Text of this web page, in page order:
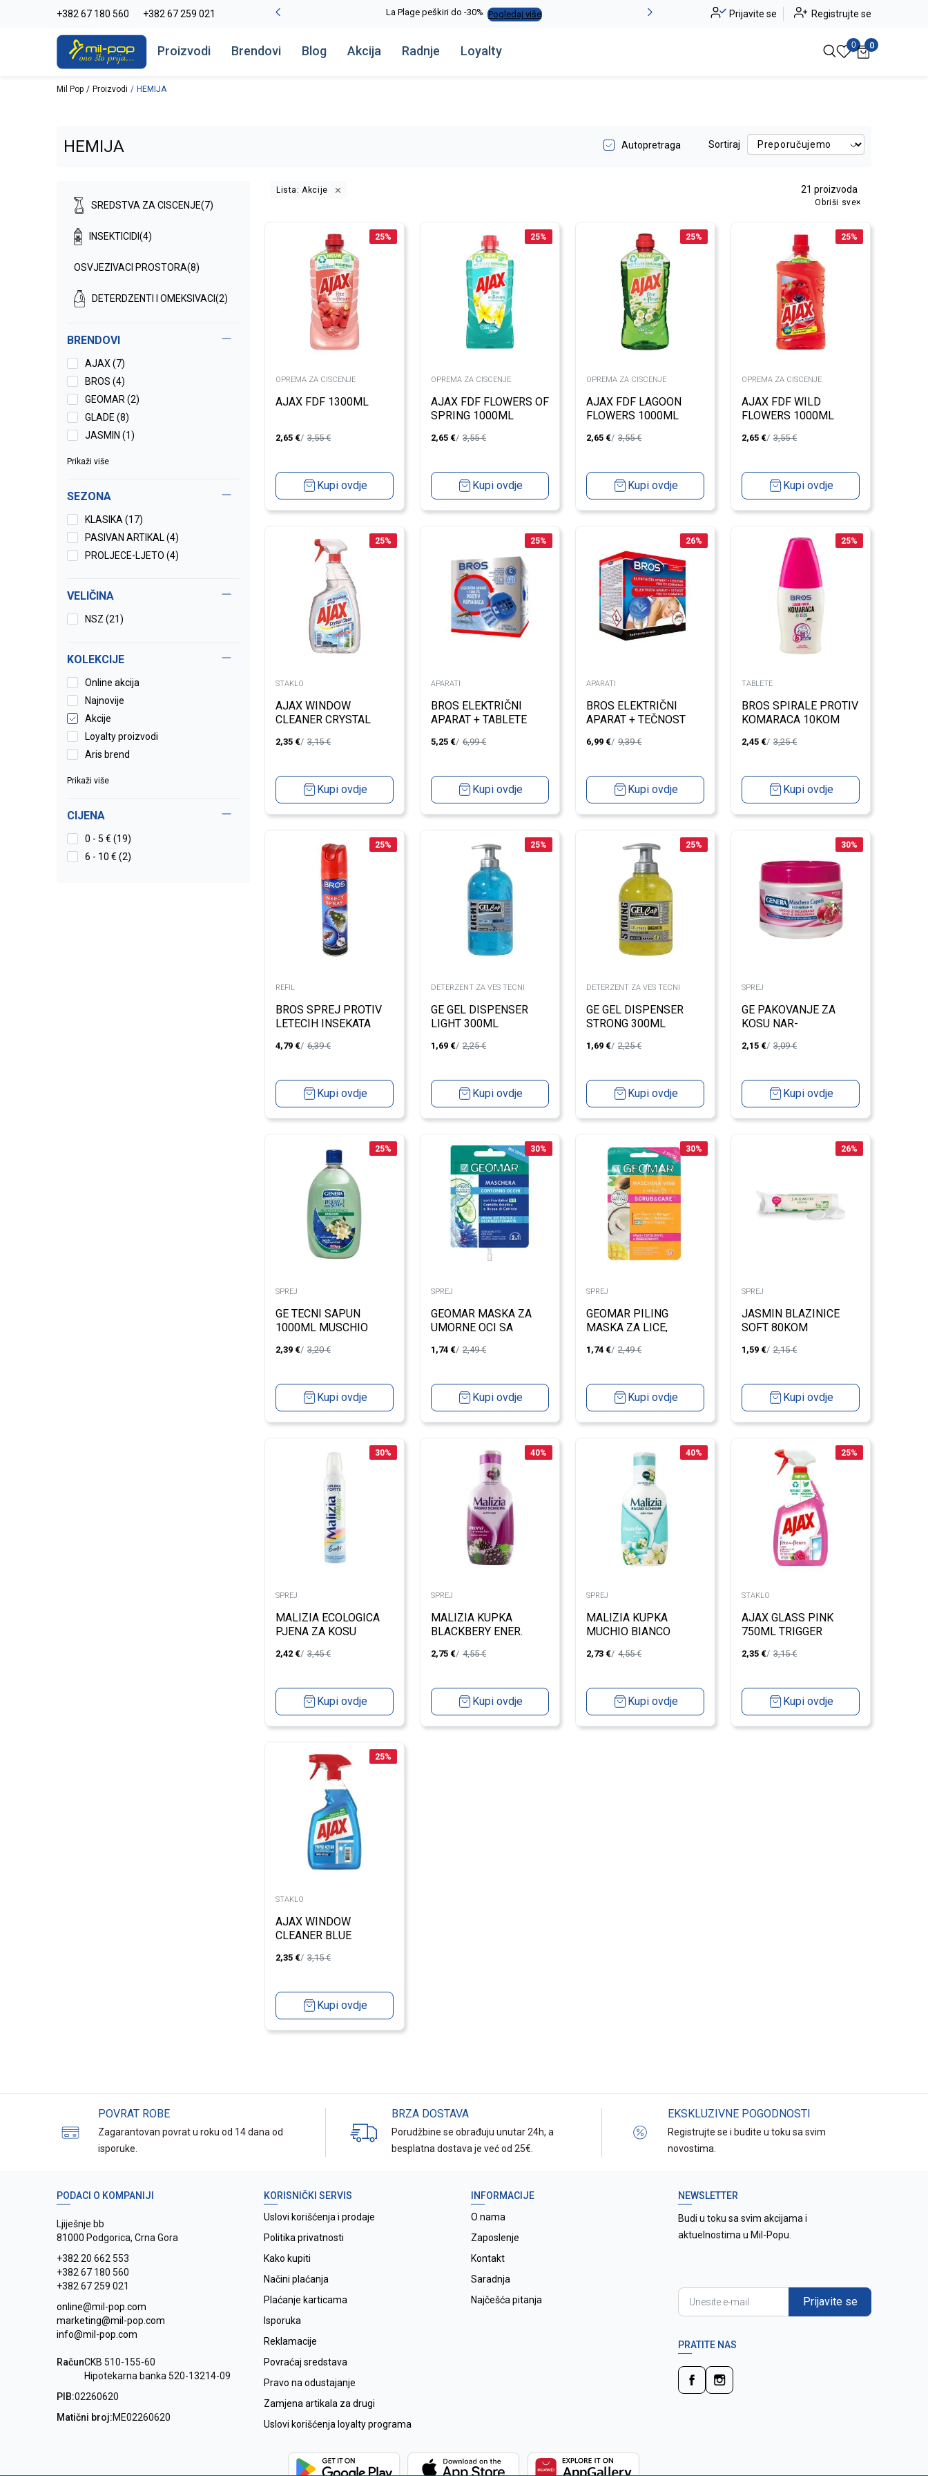
+382 67 180 560 +382 67 259 021
-20% na kompletan asortiman Pogledaj više La Plage peškiri do -30% Pogledaj više Alma Ras do -50% Pogledaj više
Prijavite se Registrujte se
Proizvodi Brendovi Blog Akcija Radnje Loyalty 0 0
Mil Pop Proizvodi HEMIJA
HEMIJA Autopretraga Sortiraj
SREDSTVA ZA CISCENJE(7)
INSEKTICIDI(4)
OSVJEZIVACI PROSTORA(8)
DETERDZENTI I OMEKSIVACI(2)
BRENDOVI
AJAX (7)
BROS (4)
GEOMAR (2)
GLADE (8)
JASMIN (1)
Prikaži više
SEZONA
KLASIKA (17)
PASIVAN ARTIKAL (4)
PROLJECE-LJETO (4)
VELIČINA
NSZ (21)
KOLEKCIJE
Online akcija
Najnovije
Akcije
Loyalty proizvodi
Aris brend
Prikaži više
CIJENA
0 - 5 € (19)
6 - 10 € (2)
Lista: Akcije 21 proizvoda
Obriši sve
25%
OPREMA ZA CISCENJE
AJAX FDF 1300ML
2,65 € 3,55€
Kupi ovdje
25%
OPREMA ZA CISCENJE
AJAX FDF FLOWERS OF
SPRING 1000ML
2,65 € 3,55€
Kupi ovdje
25%
OPREMA ZA CISCENJE
AJAX FDF LAGOON
FLOWERS 1000ML
2,65 € 3,55€
Kupi ovdje
25%
OPREMA ZA CISCENJE
AJAX FDF WILD
FLOWERS 1000ML
2,65 € 3,55€
Kupi ovdje
25%
STAKLO
AJAX WINDOW
CLEANER CRYSTAL
2,35 € 3,15€
Kupi ovdje
25%
APARATI
BROS ELEKTRIČNI
APARAT + TABLETE
10KOM
5,25 € 6,99€
Kupi ovdje
26%
APARATI
BROS ELEKTRIČNI
APARAT + TEČNOST
NOĆI
6,99 € 9,39€
Kupi ovdje
25%
TABLETE
BROS SPIRALE PROTIV
KOMARACA 10KOM
2,45 € 3,25€
Kupi ovdje
25%
REFIL
BROS SPREJ PROTIV
LETECIH INSEKATA
4,79 € 6,39€
Kupi ovdje
25%
DETERZENT ZA VES TECNI
GE GEL DISPENSER
LIGHT 300ML
1,69 € 2,25€
Kupi ovdje
25%
DETERZENT ZA VES TECNI
GE GEL DISPENSER
STRONG 300ML
1,69 € 2,25€
Kupi ovdje
30%
SPREJ
GE PAKOVANJE ZA
KOSU NAR-
2,15 € 3,09€
Kupi ovdje
25%
SPREJ
GE TECNI SAPUN
1000ML MUSCHIO
2,39 € 3,20€
Kupi ovdje
30%
SPREJ
GEOMAR MASKA ZA
UMORNE OCI SA
CVIJETOM RAZLICKA-
1,74 € 2,49€
Kupi ovdje
30%
SPREJ
GEOMAR PILING
MASKA ZA LICE,
ORGANSKIM
7.5MLX2
1,74 € 2,49€
Kupi ovdje
26%
SPREJ
JASMIN BLAZINICE
SOFT 80KOM
1,59 € 2,15€
Kupi ovdje
30%
SPREJ
MALIZIA ECOLOGICA
PJENA ZA KOSU
2,42 € 3,45€
Kupi ovdje
40%
SPREJ
MALIZIA KUPKA
BLACKBERY ENER.
2,75 € 4,55€
Kupi ovdje
40%
SPREJ
MALIZIA KUPKA
MUCHIO BIANCO
2,73 € 4,55€
Kupi ovdje
25%
STAKLO
AJAX GLASS PINK
750ML TRIGGER
2,35 € 3,15€
Kupi ovdje
25%
STAKLO
AJAX WINDOW
CLEANER BLUE
2,35 € 3,15€
Kupi ovdje
POVRAT ROBE
Zagarantovan povrat u roku od 14 dana od
isporuke.
BRZA DOSTAVA
Porudžbine se obrađuju unutar 24h, a
besplatna dostava je već od 25€.
EKSKLUZIVNE POGODNOSTI
Registrujte se i budite u toku sa svim
novostima.
PODACI O KOMPANIJI
Ljiješnje bb
81000 Podgorica, Crna Gora
+382 20 662 553
+382 67 180 560
+382 67 259 021
online@mil-pop.com
marketing@mil-pop.com
info@mil-pop.com
RačunCKB 510-155-60
Hipotekarna banka 520-13214-09
PIB:02260620
Matični broj:ME02260620
KORISNIČKI SERVIS
Uslovi korišćenja i prodaje
Politika privatnosti
Kako kupiti
Načini plaćanja
Plaćanje karticama
Isporuka
Reklamacije
Povraćaj sredstava
Pravo na odustajanje
Zamjena artikala za drugi
Uslovi korišćenja loyalty programa
INFORMACIJE
O nama
Zaposlenje
Kontakt
Saradnja
Najčešća pitanja
NEWSLETTER
Budi u toku sa svim akcijama i
aktuelnostima u Mil-Popu.
Prijavite se
PRATITE NAS